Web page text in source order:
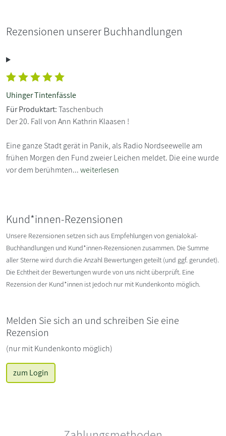
Rezensionen unserer Buchhandlungen
Uhinger Tintenfässle
Für Produktart:Taschenbuch
Der 20. Fall von Ann Kathrin Klaasen !
Eine ganze Stadt gerät in Panik, als Radio Nordseewelle am
frühen Morgen den Fund zweier Leichen meldet. Die eine wurde
vor dem berühmten...weiterlesen
Kund*innen-Rezensionen
Unsere Rezensionen setzen sich aus Empfehlungen von genialokal-
Buchhandlungen und Kund*innen-Rezensionen zusammen. Die Summe
aller Sterne wird durch die Anzahl Bewertungen geteilt (und ggf. gerundet).
Die Echtheit der Bewertungen wurde von uns nicht überprüft. Eine
Rezension der Kund*innen ist jedoch nur mit Kundenkonto möglich.
Melden Sie sich an und schreiben Sie eine
Rezension
(nur mit Kundenkonto möglich)
zum Login